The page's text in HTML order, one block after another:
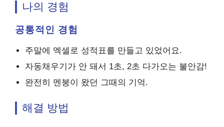
나의 경험
공통적인 경험
주말에 엑셀로 성적표를 만들고 있었어요.
자동채우기가 안 돼서 1초, 2초 다가오는 불안감!
완전히 멘붕이 왔던 그때의 기억.
해결 방법